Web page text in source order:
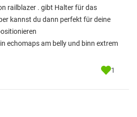
railblazer . gibt Halter für das
kannst du dann perfekt für deine
echomaps am belly und binn extrem
1